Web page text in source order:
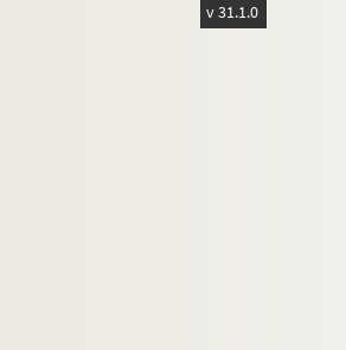
v 31.1.0